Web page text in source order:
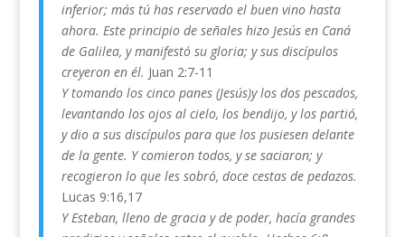
inferior; más tú has reservado el buen vino hasta
ahora. Este principio de señales hizo Jesús en Caná
de Galilea, y manifestó su gloria; y sus discípulos
creyeron en él. Juan 2:7-11
Y tomando los cinco panes (Jesús)y los dos pescados,
levantando los ojos al cielo, los bendijo, y los partió,
y dio a sus discípulos para que los pusiesen delante
de la gente. Y comieron todos, y se saciaron; y
recogieron lo que les sobró, doce cestas de pedazos.
Lucas 9:16,17
Y Esteban, lleno de gracia y de poder, hacía grandes